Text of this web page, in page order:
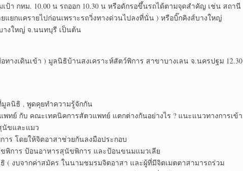
า กทม. 10.00 น รถออก 10.30 น หรือดักรอขึ้นรถได้ตามจุดสำคัญ เช่น สถานี
แยกแครายไปก่อนเพราะรถวิ่งทางด่วนไปลงที่นั่น ) หรือบิ๊กคิงส์บางใหญ่
างใหญ่ จ.นนทบุรี เป็นต้น
างเดินเข้า ) มูลนิธิบ้านสงเคราะห์สัตว์พิการ สาขาบางเลน จ.นครปฐม 12.30
มูลนิธิ , พูดคุยทำความรู้จักกัน
พทย์ กับ คณะเทคนิคการสัตวแพทย์ แตกต่างกันอย่างไร ? แนะแนวทางการเข้า
นัขและแมว
าร โดยให้จิตอาสาช่วยกันลงมือประกอบ
ขพิการ ป้อนอาหารสุนัขพิการ และป้อนขนมแมวเลีย
( งบจากค่าสมัคร ในนามชมรมจิตอาสา และผู้ที่มีจิตเมตตาสามารถร่วม